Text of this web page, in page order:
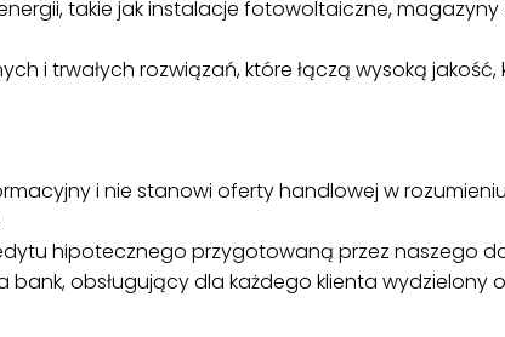
takie jak instalacje fotowoltaiczne,
i trwałych rozwiązań, które łączą wysoką
i nie stanowi oferty handlowej w rozumieniu
hipotecznego przygotowaną przez naszego
obsługujący dla każdego klienta wydzielony